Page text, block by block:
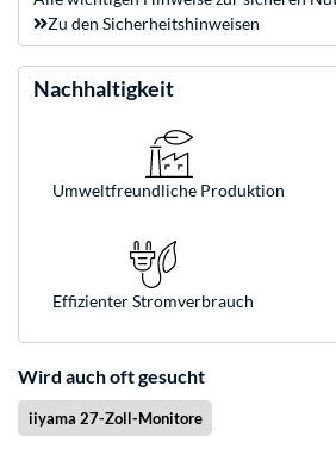
Zu den Sicherheitshinweisen
Nachhaltigkeit
Umweltfreundliche Produktion
Effizienter Stromverbrauch
Wird auch oft gesucht
iiyama 27-Zoll-Monitore